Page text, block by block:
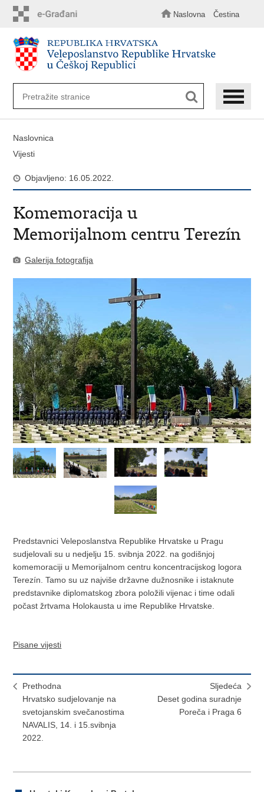
sadržaj
Naslovna Čestina
Naslovnica
Vijesti
Objavljeno: 16.05.2022.
Komemoracija u
Memorijalnom centru Terezín
Galerija fotografija
Predstavnici Veleposlanstva Republike Hrvatske u Pragu
sudjelovali su u nedjelju 15. svibnja 2022. na godišnjoj
komemoraciji u Memorijalnom centru koncentracijskog logora
Terezín. Tamo su uz najviše državne dužnosnike i istaknute
predstavnike diplomatskog zbora položili vijenac i time odali
počast žrtvama Holokausta u ime Republike Hrvatske.
Pisane vijesti
Prethodna
Hrvatsko sudjelovanje na
svetojanskim svečanostima
NAVALIS, 14. i 15.svibnja
2022.
Sljedeća
Deset godina suradnje
Poreča i Praga 6